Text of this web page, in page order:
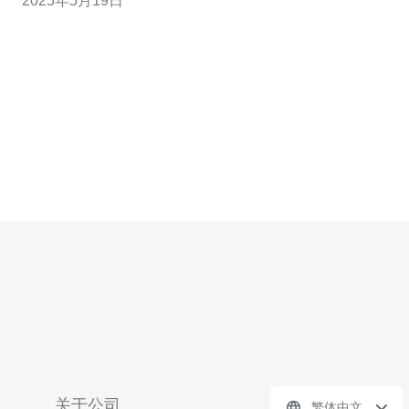
的服务器托管地之一。而接入cn2网络的香港服务器更是能
关于公司